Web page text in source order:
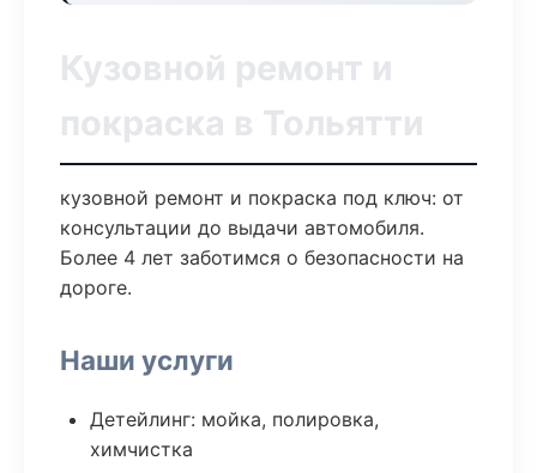
Кузовной ремонт и
покраска в Тольятти
кузовной ремонт и покраска под ключ: от
консультации до выдачи автомобиля.
Более 4 лет заботимся о безопасности на
дороге.
Наши услуги
Детейлинг: мойка, полировка,
химчистка